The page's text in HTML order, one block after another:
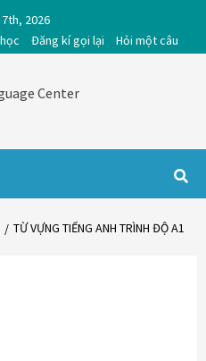
7th, 2026
Đăng kí gọi lại Hỏi một câu
TỪ VỰNG TIẾNG ANH TRÌNH ĐỘ A1